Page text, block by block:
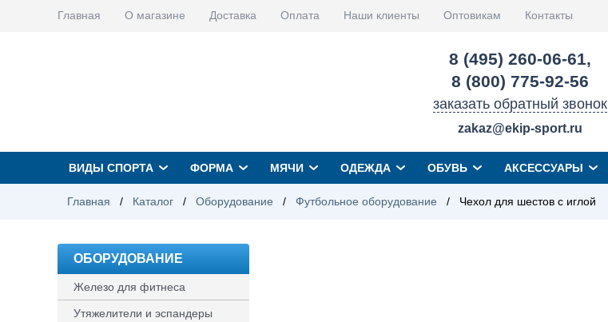
Главная О магазине Доставка Оплата Наши клиенты Оптовикам Контакты
8 (495) 260-06-61,
8 (800) 775-92-56
заказать обратный звонок
zakaz@ekip-sport.ru
ВИДЫ СПОРТА ФОРМА МЯЧИ ОДЕЖДА ОБУВЬ АКСЕССУАРЫ
Главная / Каталог / Оборудование / Футбольное оборудование / Чехол для шестов с иглой
ОБОРУДОВАНИЕ
Железо для фитнеса
Утяжелители и эспандеры